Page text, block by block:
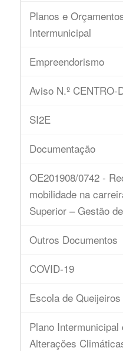
Planos e
Intermunicipal
Empreendorismo
Aviso N.º CENTRO-
SI2E
Documentação
OE201908/0742 -
mobilidade na
Superior – Gestão
Outros Documentos
COVID-19
Escola de Queijeiros
Plano Intermunicipal
Alterações